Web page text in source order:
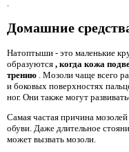
Домашние
Натоптыши - это маленькие
образуются , когда кожа
трению . Мозоли чаще всего
и боковых поверхностях
ног. Они также могут
Самая частая причина
обуви. Даже длительное
может вызвать мозоли.